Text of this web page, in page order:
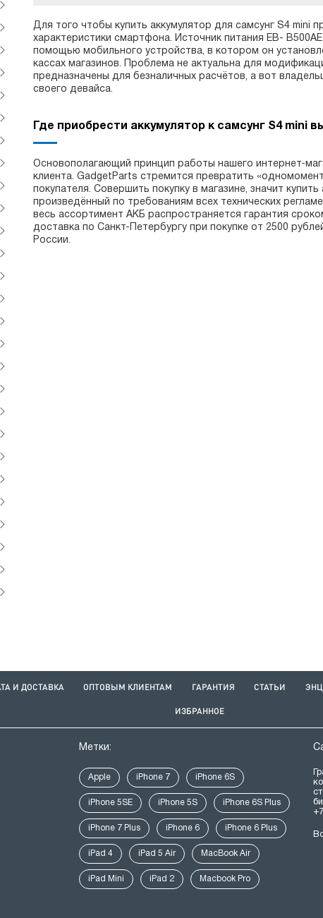
Для того чтобы купить аккумулятор для самсунг S4 mini
характеристики смартфона. Источник питания EB-
помощью мобильного устройства, в котором он
кассах магазинов. Проблема не актуальна для
предназначены для безналичных расчётов, а вот
своего девайса.
Где приобрести аккумулятор к самсунг S4 mini
Основополагающий принцип работы нашего интернет-
клиента. GadgetParts стремится превратить
покупателя. Совершить покупку в магазине, значит
произведённый по требованиям всех технических
весь ассортимент АКБ распространяется гарантия
доставка по Санкт-Петербургу при покупке от 2500
России.
И ДОСТАВКА ОПТОВЫМ КЛИЕНТАМ ГАРАНТИЯ СТАТЬИ
ИЗБРАННОЕ
Метки:
Apple iPhone 7 iPhone 6S
iPhone 5SE iPhone 5S iPhone 6S Plus
iPhone 7 Plus iPhone 6 iPhone 6 Plus
iPad 4 iPad 5 Air MacBook Air
iPad Mini iPad 2 Macbook Pro